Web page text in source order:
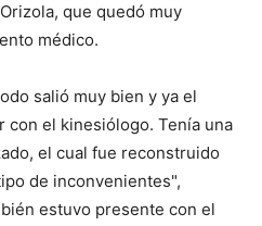
que quedó muy
médico.
salió muy bien y ya el
con el kinesiólogo. Tenía una
el cual fue reconstruido
de inconvenientes",
estuvo presente con el